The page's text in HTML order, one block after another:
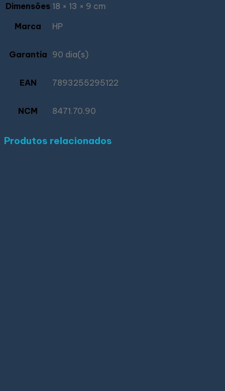
Dimensões 18 × 13 × 9 cm
Marca
HP
Garantia 90 dia(s)
EAN 7893255295122
NCM 8471.70.90
Produtos relacionados